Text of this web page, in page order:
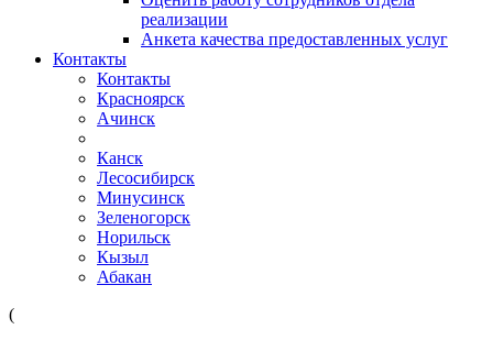
реализации
Анкета качества предоставленных услуг
Контакты
Контакты
Красноярск
Ачинск
Канск
Лесосибирск
Минусинск
Зеленогорск
Норильск
Кызыл
Абакан
(